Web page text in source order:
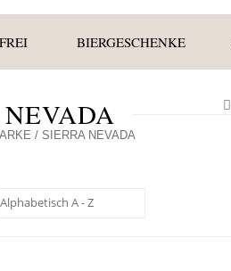
BIERGESCHENKE
/ SIERRA NEVADA